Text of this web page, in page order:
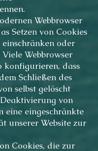
Webbrowser
Setzen von Cookies
einschränken oder
Webbrowser
konfigurieren, dass
Schließen des
selbst gelöscht
von
eine eingeschränkte
unserer Website zur
Cookies, die zur